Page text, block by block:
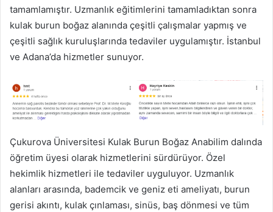
tamamlamıştır. Uzmanlık eğitimlerini tamamladıktan sonra
kulak burun boğaz alanında çeşitli çalışmalar yapmış ve
çeşitli sağlık kuruluşlarında tedaviler uygulamıştır. İstanbul
ve Adana’da hizmetler sunuyor.
Çukurova Üniversitesi Kulak Burun Boğaz Anabilim dalında
öğretim üyesi olarak hizmetlerini sürdürüyor. Özel
hekimlik hizmetleri ile tedaviler uyguluyor. Uzmanlık
alanları arasında, bademcik ve geniz eti ameliyatı, burun
gerisi akıntı, kulak çınlaması, sinüs, baş dönmesi ve tüm